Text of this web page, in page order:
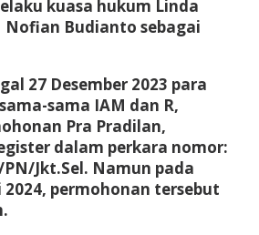
kuasa hukum Linda
Budianto sebagai
27 Desember 2023 para
sama IAM dan R,
Pra Pradilan,
dalam perkara nomor:
Jkt.Sel. Namun pada
permohonan tersebut